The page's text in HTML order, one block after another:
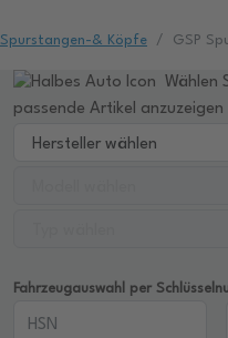
Spurstangen-& Köpfe GSP
Wählen
passende Artikel anzuzeigen
Fahrzeugauswahl per